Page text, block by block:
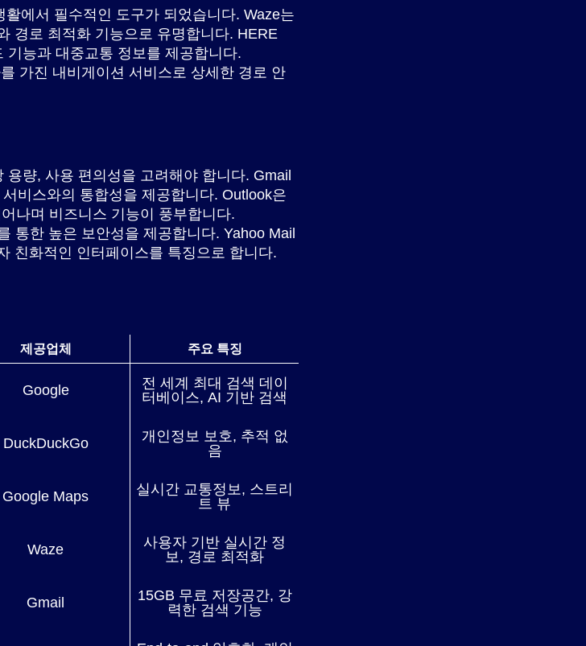
에서 필수적인 도구가 되었습니다. Waze는
경로 최적화 기능으로 유명합니다. HERE
능과 대중교통 정보를 제공합니다.
가진 내비게이션 서비스로 상세한 경로 안
량, 사용 편의성을 고려해야 합니다. Gmail
비스와의 통합성을 제공합니다. Outlook은
나며 비즈니스 기능이 풍부합니다.
통한 높은 보안성을 제공합니다. Yahoo Mail
친화적인 인터페이스를 특징으로 합니다.
제공업체 주요 특징
Google
전 세계 최대 검색 데이
터베이스, AI 기반 검색
DuckDuckGo
개인정보 보호, 추적 없
음
Google Maps
실시간 교통정보, 스트리
트 뷰
Waze
사용자 기반 실시간 정
보, 경로 최적화
Gmail
15GB 무료 저장공간, 강
력한 검색 기능